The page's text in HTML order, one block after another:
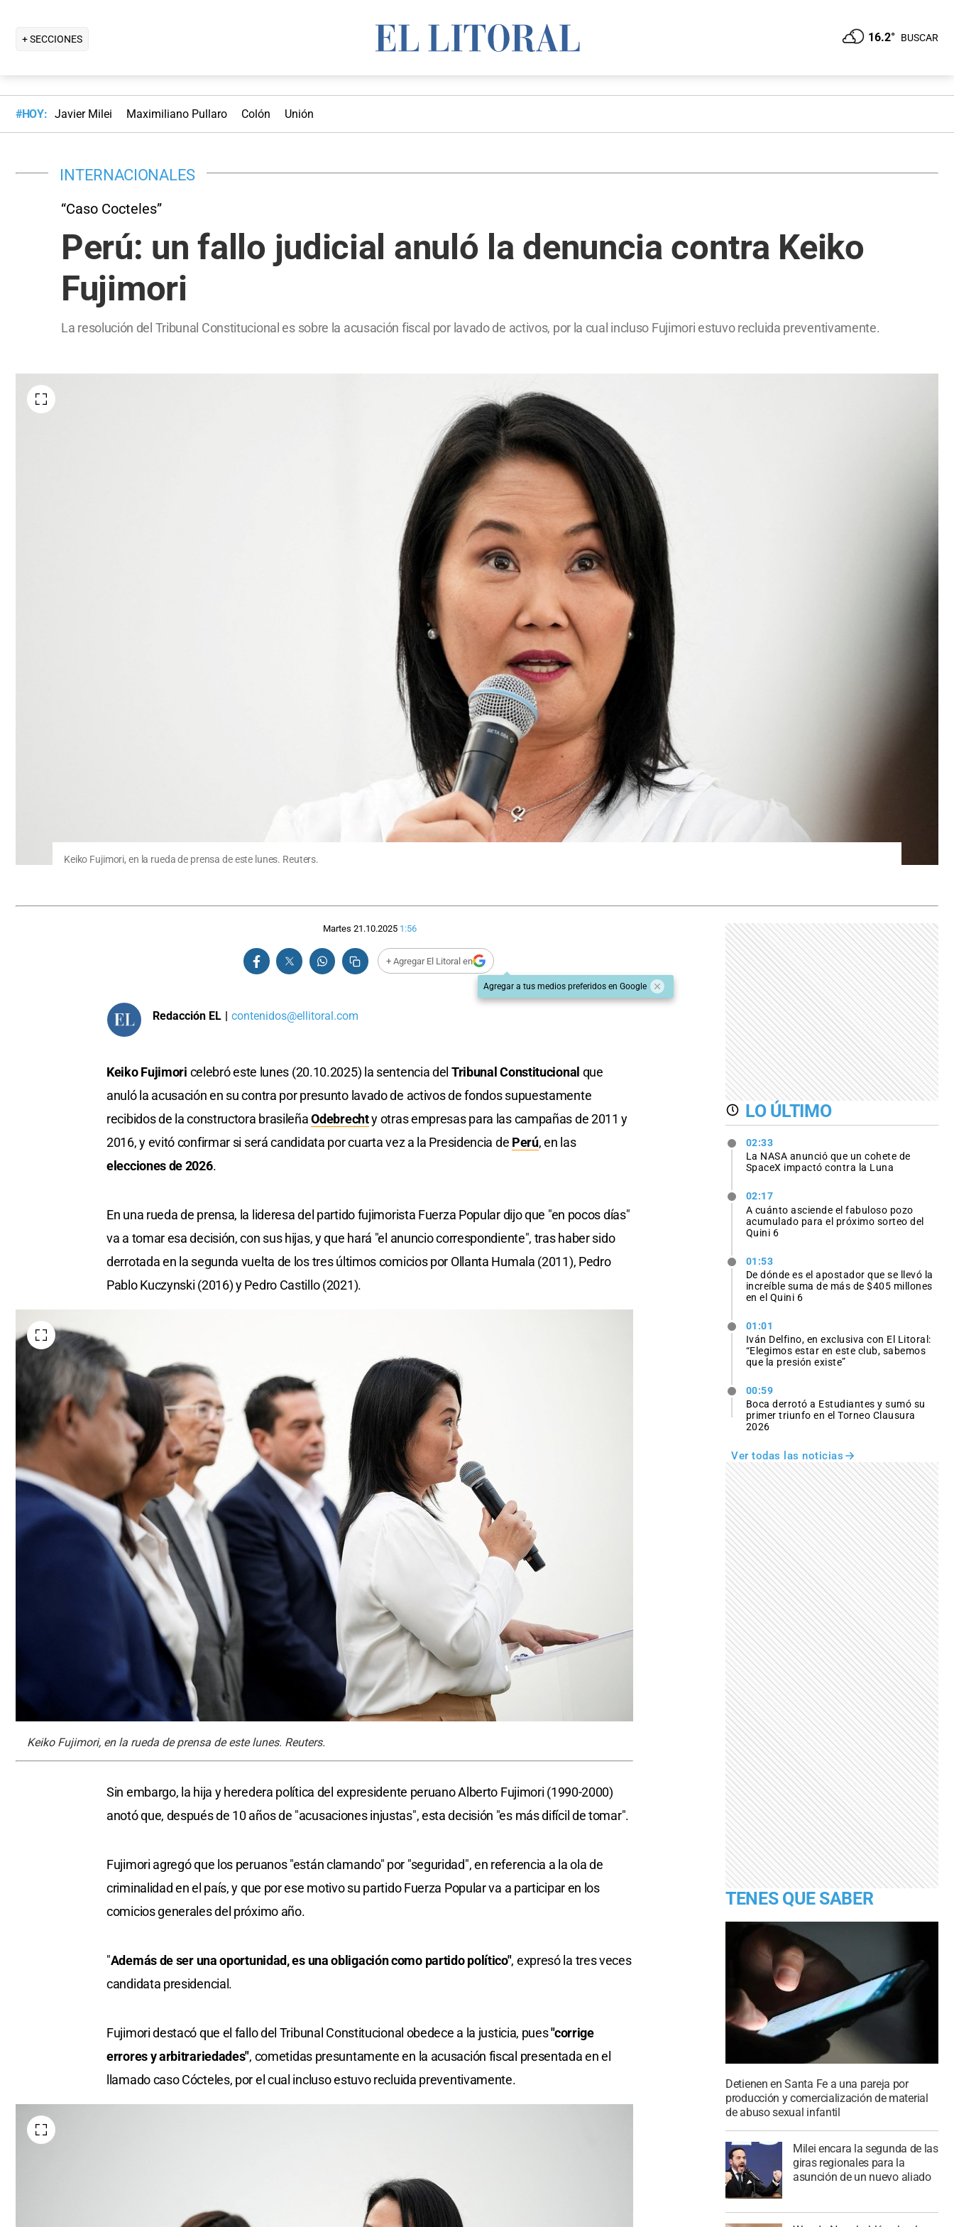
+ SECCIONES 16.2° BUSCAR
#HOY: Javier Milei Maximiliano Pullaro Colón Unión
INTERNACIONALES
“Caso Cocteles”
Perú: un fallo judicial anuló la denuncia contra Keiko
Fujimori
La resolución del Tribunal Constitucional es sobre la acusación fiscal por lavado de activos, por la cual incluso Fujimori estuvo recluida preventivamente.
Keiko Fujimori, en la rueda de prensa de este lunes. Reuters.
Martes 21.10.2025 1:56
+ Agregar El Litoral en
Agregar a tus medios preferidos en Google
Redacción EL | contenidos@ellitoral.com
Keiko Fujimori celebró este lunes (20.10.2025) la sentencia del Tribunal Constitucional que
anuló la acusación en su contra por presunto lavado de activos de fondos supuestamente
recibidos de la constructora brasileñaOdebrechty otras empresas para las campañas de 2011 y
2016, y evitó confirmar si será candidata por cuarta vez a la Presidencia de Perú, en las
elecciones de 2026.
En una rueda de prensa, la lideresa del partido fujimorista Fuerza Popular dijo que "en pocos días"
va a tomar esa decisión, con sus hijas, y que hará "el anuncio correspondiente", tras haber sido
derrotada en la segunda vuelta de los tres últimos comicios por Ollanta Humala (2011), Pedro
Pablo Kuczynski (2016) y Pedro Castillo (2021).
Keiko Fujimori, en la rueda de prensa de este lunes. Reuters.
Sin embargo, la hija y heredera política del expresidente peruano Alberto Fujimori (1990-2000)
anotó que, después de 10 años de "acusaciones injustas", esta decisión "es más difícil de tomar".
Fujimori agregó que los peruanos "están clamando" por "seguridad", en referencia a la ola de
criminalidad en el país, y que por ese motivo su partido Fuerza Popular va a participar en los
comicios generales del próximo año.
"Además de ser una oportunidad, es una obligación como partido político", expresó la tres veces
candidata presidencial.
Fujimori destacó que el fallo del Tribunal Constitucional obedece a la justicia, pues"corrige
errores y arbitrariedades", cometidas presuntamente en la acusación fiscal presentada en el
llamado caso Cócteles, por el cual incluso estuvo recluida preventivamente.
LO ÚLTIMO
02:33
La NASA anunció que un cohete de
SpaceX impactó contra la Luna
02:17
A cuánto asciende el fabuloso pozo
acumulado para el próximo sorteo del
Quini 6
01:53
De dónde es el apostador que se llevó la
increíble suma de más de $405 millones
en el Quini 6
01:01
Iván Delfino, en exclusiva con El Litoral:
“Elegimos estar en este club, sabemos
que la presión existe”
00:59
Boca derrotó a Estudiantes y sumó su
primer triunfo en el Torneo Clausura
2026
Ver todas las noticias
TENES QUE SABER
Detienen en Santa Fe a una pareja por
producción y comercialización de material
de abuso sexual infantil
Milei encara la segunda de las
giras regionales para la
asunción de un nuevo aliado